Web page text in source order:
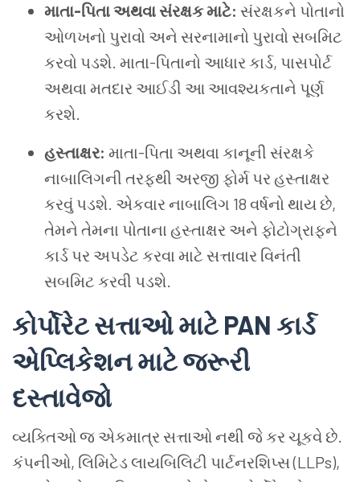
માતા-પિતા અથવા સંરક્ષક માટે: સંરક્ષકને પોતાનો
ઓળખનો પુરાવો અને સરનામાનો પુરાવો સબમિટ
કરવો પડશે. માતા-પિતાનો આધાર કાર્ડ, પાસપોર્ટ
અથવા મતદાર આઈડી આ આવશ્યકતાને પૂર્ણ
કરશે.
હસ્તાક્ષર: માતા-પિતા અથવા કાનૂની સંરક્ષકે
નાબાલિગની તરફથી અરજી ફોર્મ પર હસ્તાક્ષર
કરવું પડશે. એકવાર નાબાલિગ 18 વર્ષનો થાય છે,
તેમને તેમના પોતાના હસ્તાક્ષર અને ફોટોગ્રાફને
કાર્ડ પર અપડેટ કરવા માટે સત્તાવાર વિનંતી
સબમિટ કરવી પડશે.
કોર્પોરેટ સત્તાઓ માટે PAN કાર્ડ
એપ્લિકેશન માટે જરૂરી
દસ્તાવેજો
વ્યક્તિઓ જ એકમાત્ર સત્તાઓ નથી જે કર ચૂકવે છે.
કંપનીઓ, લિમિટેડ લાયબિલિટી પાર્ટનરશિપ્સ (LLPs),